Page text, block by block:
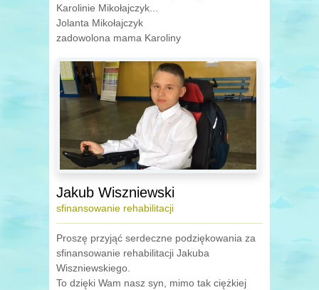
Karolinie Mikołajczyk...
Jolanta Mikołajczyk
zadowolona mama Karoliny
Jakub Wiszniewski
sfinansowanie rehabilitacji
Proszę przyjąć serdeczne podziękowania za
sfinansowanie rehabilitacji Jakuba
Wiszniewskiego.
To dzięki Wam nasz syn, mimo tak ciężkiej